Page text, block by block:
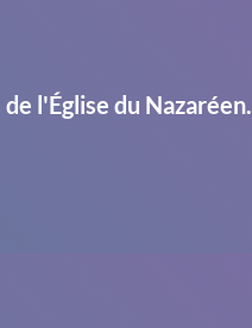
l'Église du Nazaréen.